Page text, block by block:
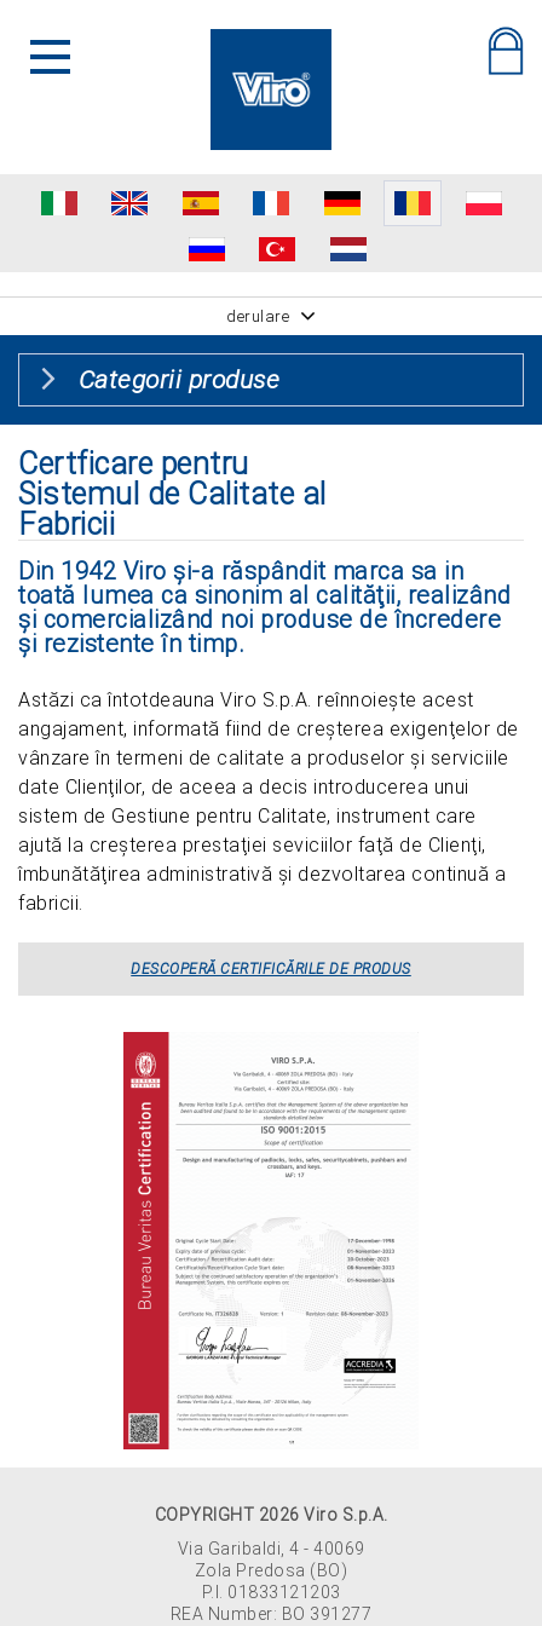
derulare
Categorii produse
Certficare pentru
Sistemul de Calitate al
Fabricii
Din 1942 Viro şi-a răspândit marca sa in
toată lumea ca sinonim al calităţii, realizând
şi comercializând noi produse de încredere
şi rezistente în timp.
Astăzi ca întotdeauna Viro S.p.A. reînnoieşte acest
angajament, informată fiind de creşterea exigenţelor de
vânzare în termeni de calitate a produselor şi serviciile
date Clienţilor, de aceea a decis introducerea unui
sistem de Gestiune pentru Calitate, instrument care
ajută la creşterea prestaţiei seviciilor faţă de Clienţi,
îmbunătăţirea administrativă şi dezvoltarea continuă a
fabricii.
DESCOPERĂ CERTIFICĂRILE DE PRODUS
COPYRIGHT 2026 Viro S.p.A.
Via Garibaldi, 4 - 40069
Zola Predosa (BO)
P.I. 01833121203
REA Number: BO 391277